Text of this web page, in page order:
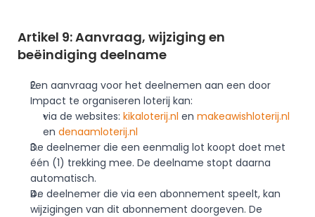
Artikel 9: Aanvraag, wijziging en
beëindiging deelname
Een aanvraag voor het deelnemen aan een door
Impact te organiseren loterij kan:
via de websites: kikaloterij.nl en makeawishloterij.nl
en denaamloterij.nl
De deelnemer die een eenmalig lot koopt doet met
één (1) trekking mee. De deelname stopt daarna
automatisch.
De deelnemer die via een abonnement speelt, kan
wijzigingen van dit abonnement doorgeven. De